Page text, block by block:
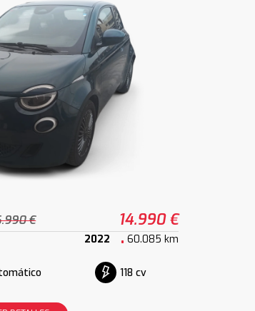
€ 14.990 €
2022 60.085 km
118 cv